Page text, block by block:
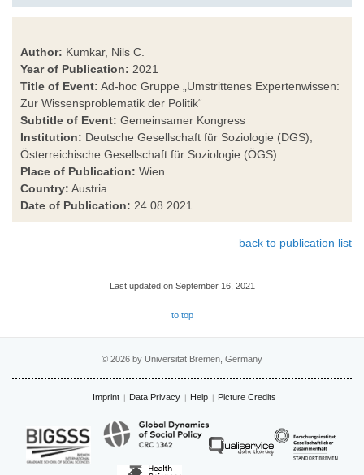
Author: Kumkar, Nils C.
Year of Publication: 2021
Title of Event: Ad-hoc Gruppe „Umstrittenes Expertenwissen:
Zur Wissensproblematik der Politik“
Subtitle of Event: Gemeinsamer Kongress
Institution: Deutsche Gesellschaft für Soziologie (DGS);
Österreichische Gesellschaft für Soziologie (ÖGS)
Place of Publication: Wien
Country: Austria
Date of Publication: 24.08.2021
back to publication list
Last updated on September 16, 2021
to top
© 2026 by Universität Bremen, Germany
Imprint Data Privacy Help Picture Credits